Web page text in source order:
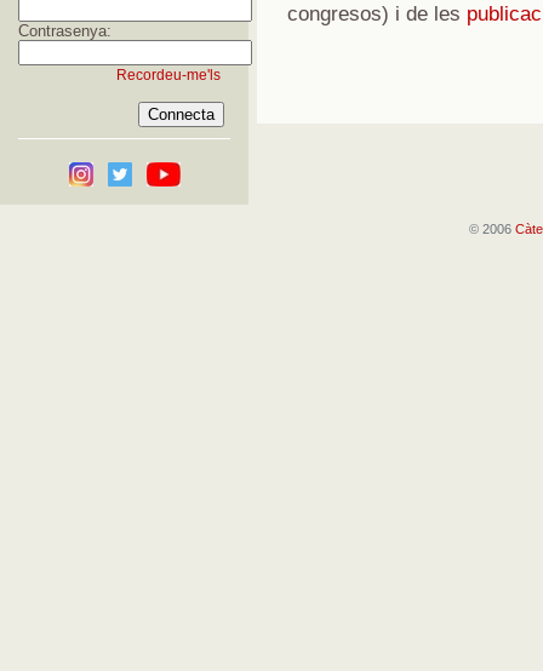
Contrasenya:
Recordeu-me'ls
congresos) i de les
© 2006